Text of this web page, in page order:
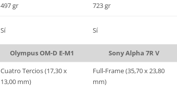
497 gr 723 gr
Sí Sí
Olympus OM-D E-M1 Sony Alpha 7R V
Cuatro Tercios (17,30 x
13,00 mm)
Full-Frame (35,70 x 23,80
mm)